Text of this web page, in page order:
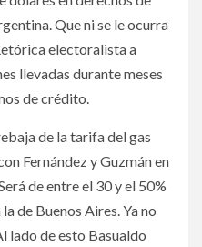
Que ni se le ocurra
electoralista a
llevadas durante meses
de crédito.
de la tarifa del gas
Fernández y Guzmán en
de entre el 30 y el 50%
de Buenos Aires. Ya no
lado de esto Basualdo